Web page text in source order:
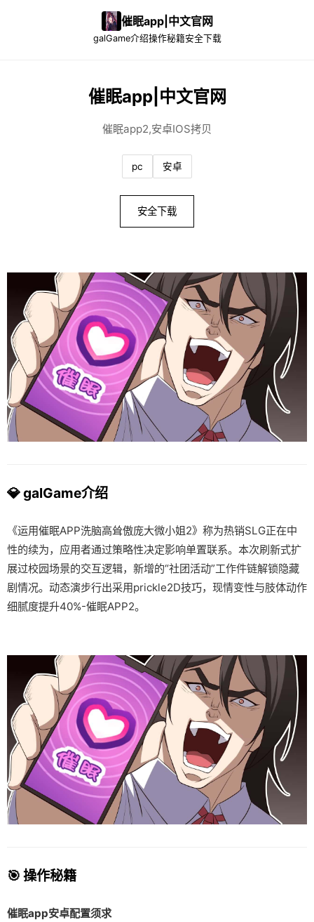
催眠app|中文官网
galGame介绍操作秘籍安全下载
催眠app|中文官网
催眠app2,安卓IOS拷贝
pc 安卓
安全下载
💎 galGame介绍
《运用催眠APP洗脑高耸傲庞大微小姐2》称为热销SLG正在中
性的续为，应用者通过策略性决定影响单置联系。本次刷新式扩
展过校园场景的交互逻辑，新增的“社团活动”工作件链解锁隐藏
剧情况。动态演步行出采用prickle2D技巧，现情变性与肢体动作
细腻度提升40%-催眠APP2。
🎯 操作秘籍
催眠app安卓配置须求